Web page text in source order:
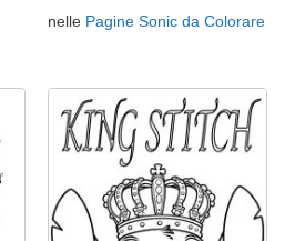
nelle Pagine Sonic da Colorare